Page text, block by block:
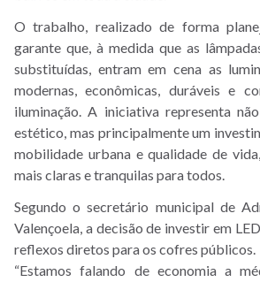
O trabalho, realizado de forma
garante que, à medida que as
substituídas, entram em cena as
modernas, econômicas, duráveis e
iluminação. A iniciativa representa
estético, mas principalmente um
mobilidade urbana e qualidade de
mais claras e tranquilas para todos.
Segundo o secretário municipal de
Valençoela, a decisão de investir em
reflexos diretos para os cofres públicos.
“Estamos falando de economia a